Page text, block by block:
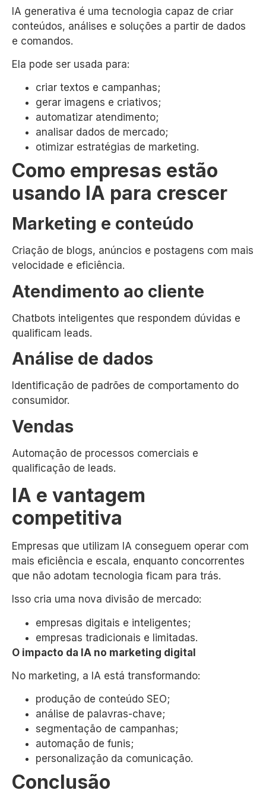
IA generativa é uma tecnologia capaz de criar
conteúdos, análises e soluções a partir de dados
e comandos.
Ela pode ser usada para:
criar textos e campanhas;
gerar imagens e criativos;
automatizar atendimento;
analisar dados de mercado;
otimizar estratégias de marketing.
Como empresas estão
usando IA para crescer
Marketing e conteúdo
Criação de blogs, anúncios e postagens com mais
velocidade e eficiência.
Atendimento ao cliente
Chatbots inteligentes que respondem dúvidas e
qualificam leads.
Análise de dados
Identificação de padrões de comportamento do
consumidor.
Vendas
Automação de processos comerciais e
qualificação de leads.
IA e vantagem
competitiva
Empresas que utilizam IA conseguem operar com
mais eficiência e escala, enquanto concorrentes
que não adotam tecnologia ficam para trás.
Isso cria uma nova divisão de mercado:
empresas digitais e inteligentes;
empresas tradicionais e limitadas.
O impacto da IA no marketing digital
No marketing, a IA está transformando:
produção de conteúdo SEO;
análise de palavras-chave;
segmentação de campanhas;
automação de funis;
personalização da comunicação.
Conclusão